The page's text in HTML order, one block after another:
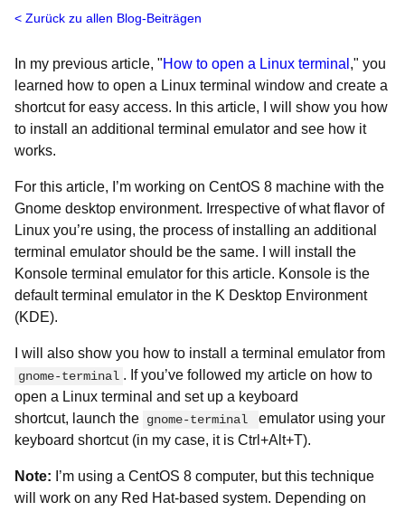
Zurück zu allen Blog-Beiträgen
In my previous article, "How to open a Linux terminal ," you
learned how to open a Linux terminal window and create a
shortcut for easy access. In this article, I will show you how
to install an additional terminal emulator and see how it
works.
For this article, I’m working on CentOS 8 machine with the
Gnome desktop environment. Irrespective of what flavor of
Linux you’re using, the process of installing an additional
terminal emulator should be the same. I will install the
Konsole terminal emulator for this article. Konsole is the
default terminal emulator in the K Desktop Environment
(KDE).
I will also show you how to install a terminal emulator from
gnome-terminal . If you’ve followed my article on how to
open a Linux terminal and set up a keyboard
shortcut, launch the gnome-terminal
emulator using your
keyboard shortcut (in my case, it is Ctrl+Alt+T).
Note: I’m using a CentOS 8 computer, but this technique
will work on any Red Hat-based system. Depending on